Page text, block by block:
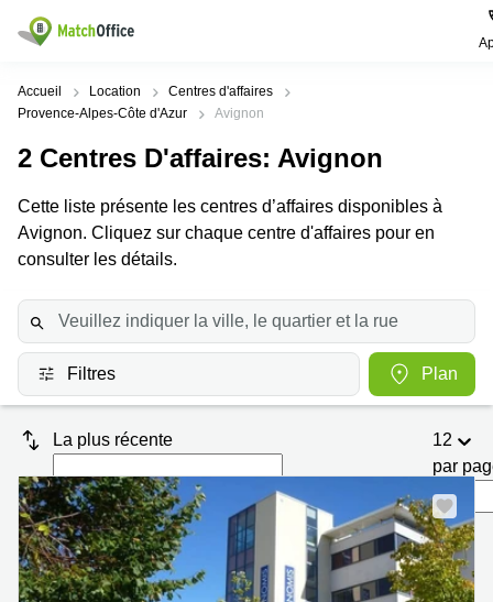
Rechercher / publier
Pages
de
Bureau
Centre
Coworking
Salles
de
réunion
Bureau
virtuel
Villes
Populaires
Paris
Lille
Bordeaux
Nantes
Toulouse
Nice
Strasbourg
Recherches
populaires
Centres
d'affaires
Paris
Lille
Coworking
Paris
Lyon
Coworking
Marseille
Centres
d'affaires
Toulouse
Aide
Qui sommes-nous?
Publier un local
Prix
Connexion
Accueil Location
Centres d'affaires
Provence-Alpes-Côte d'Azur
Avignon
2 Centres D'affaires: Avignon
Cette liste présente les centres d’affaires disponibles à
Avignon. Cliquez sur chaque centre d'affaires pour en
consulter les détails.
Filtres Plan
La plus récente
12
par